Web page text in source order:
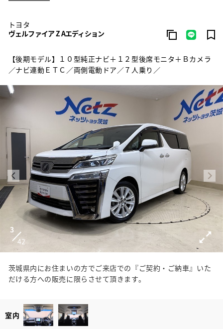
トヨタ
ヴェルファイア Z Aエディション
【後期モデル】１０型純正ナビ＋１２型後席モニタ＋Ｂカメラ
／ナビ連動ＥＴＣ／両側電動ドア／７人乗り／
3
42
茨城県内にお住まいの方でご来店での『ご契約・ご納車』いた
だける方への販売に限らさせて頂きます。
室内